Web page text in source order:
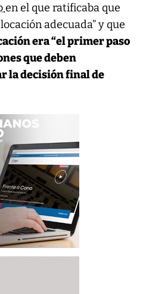
en el que ratificaba que
adecuada” y que
era “el primer paso
que deben
la decisión final de